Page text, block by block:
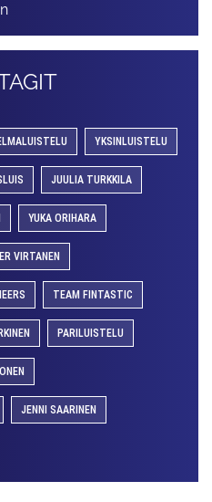
YKSINLUISTELU
JUULIA TURKKILA
YUKA ORIHARA
VIRTANEN
TEAM FINTASTIC
PARILUISTELU
JENNI SAARINEN